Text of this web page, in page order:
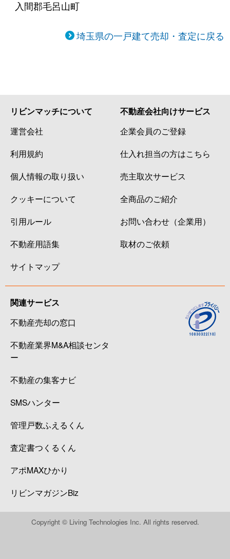
入間郡毛呂山町
埼玉県の一戸建て売却・査定に戻る
リビンマッチについて
運営会社
利用規約
個人情報の取り扱い
クッキーについて
引用ルール
不動産用語集
サイトマップ
不動産会社向けサービス
企業会員のご登録
仕入れ担当の方はこちら
売主取次サービス
全商品のご紹介
お問い合わせ（企業用）
取材のご依頼
関連サービス
不動産売却の窓口
不動産業界M&A相談センタ
ー
不動産の集客ナビ
SMSハンター
管理戸数ふえるくん
査定書つくるくん
アポMAXひかり
リビンマガジンBiz
Copyright © Living Technologies Inc. All rights reserved.